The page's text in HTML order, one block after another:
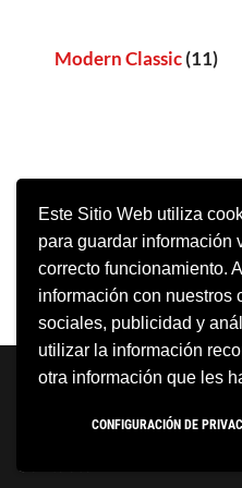
Este Sitio Web utiliza
para guardar información
correcto funcionamiento.
información con nuestros
sociales, publicidad y
utilizar la información
otra información que les
CONFIGURACIÓN DE
Modern Classic(11)
Neve | Funciona